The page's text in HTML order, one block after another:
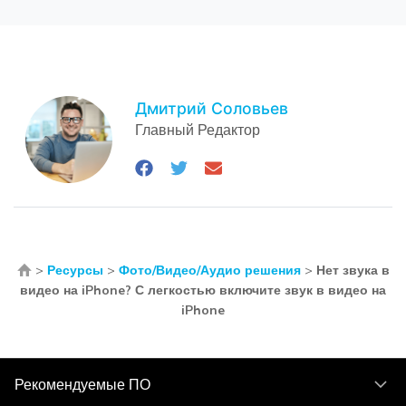
Дмитрий Соловьев
Главный Редактор
> Ресурсы > Фото/Видео/Аудио решения> Нет звука в
видео на iPhone? С легкостью включите звук в видео на
iPhone
Рекомендуемые ПО